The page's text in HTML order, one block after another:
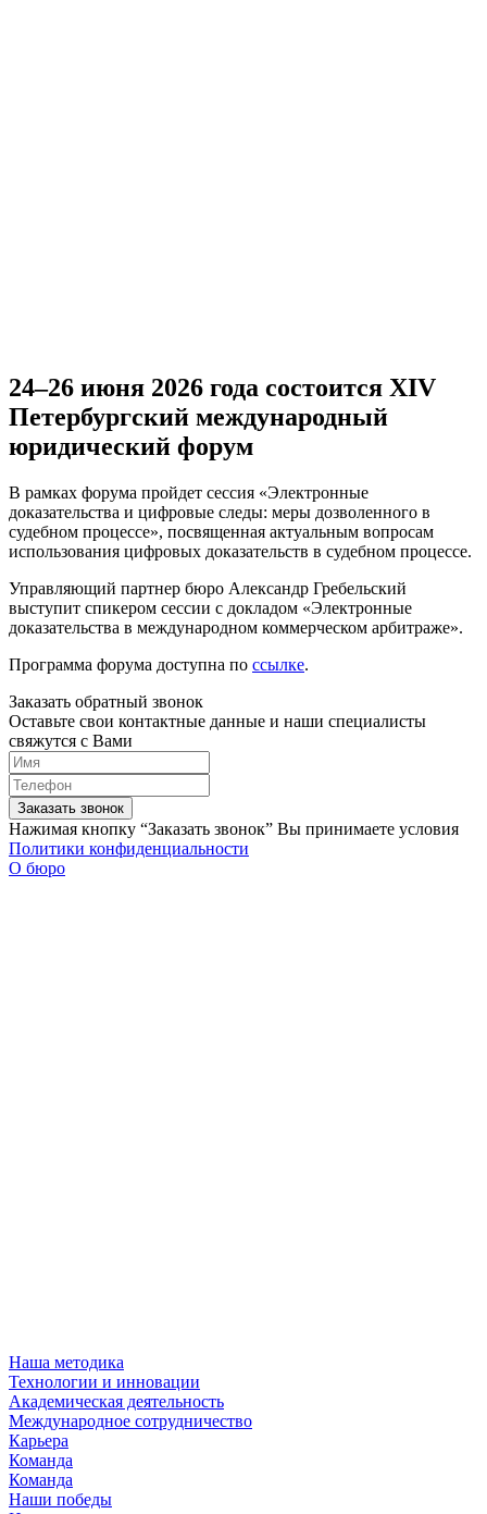
24–26 июня 2026 года состоится XIV
Петербургский международный
юридический форум
В рамках форума пройдет сессия «Электронные
доказательства и цифровые следы: меры дозволенного в
судебном процессе», посвященная актуальным вопросам
использования цифровых доказательств в судебном процессе.
Управляющий партнер бюро Александр Гребельский
выступит спикером сессии с докладом «Электронные
доказательства в международном коммерческом арбитраже».
Программа форума доступна по ссылке.
Заказать обратный звонок
Оставьте свои контактные данные и наши специалисты
свяжутся с Вами
Заказать звонок
Нажимая кнопку “Заказать звонок” Вы принимаете условия
Политики конфиденциальности
О бюро
Наша методика
Технологии и инновации
Академическая деятельность
Международное сотрудничество
Карьера
Команда
Команда
Наши победы